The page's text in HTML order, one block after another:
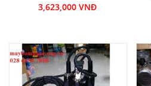
3,623,000 VNĐ